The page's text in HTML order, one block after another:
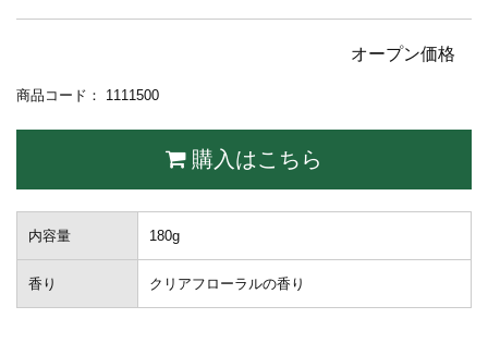
オープン価格
商品コード： 1111500
購入はこちら
内容量 180g
香り クリアフローラルの香り